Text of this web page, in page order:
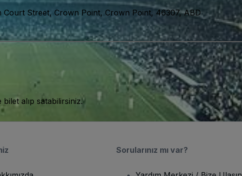
Court Street, Crown Point, Crown Point, 46307, ABD
alıp satabilirsiniz.
Sorularınız mı var?